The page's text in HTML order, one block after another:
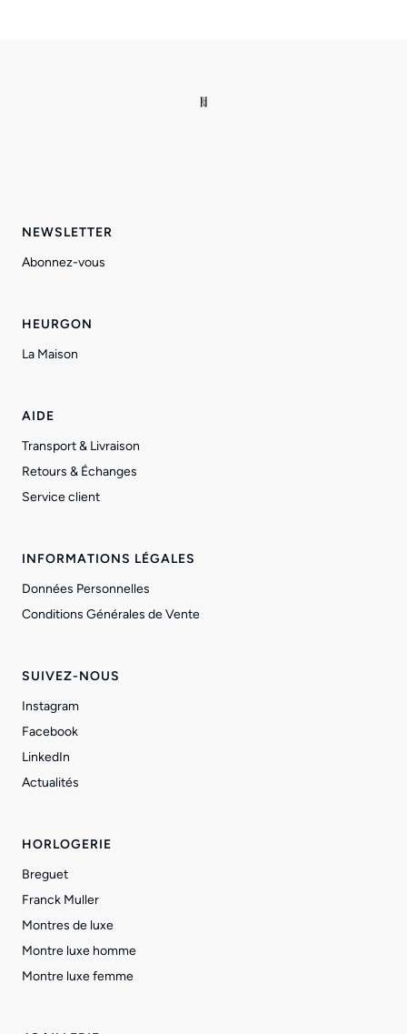
NEWSLETTER
Abonnez-vous
HEURGON
La Maison
AIDE
Transport & Livraison
Retours & Échanges
Service client
INFORMATIONS LÉGALES
Données Personnelles
Conditions Générales de Vente
SUIVEZ-NOUS
Instagram
Facebook
LinkedIn
Actualités
HORLOGERIE
Breguet
Franck Muller
Montres de luxe
Montre luxe homme
Montre luxe femme